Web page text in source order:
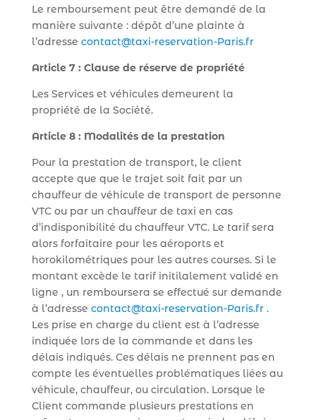
Le remboursement peut être demandé de la
manière suivante : dépôt d’une plainte à
l’adresse contact@taxi-reservation-Paris.fr
Article 7 : Clause de réserve de propriété
Les Services et véhicules demeurent la
propriété de la Société.
Article 8 : Modalités de la prestation
Pour la prestation de transport, le client
accepte que que le trajet soit fait par un
chauffeur de véhicule de transport de personne
VTC ou par un chauffeur de taxi en cas
d’indisponibilité du chauffeur VTC. Le tarif sera
alors forfaitaire pour les aéroports et
horokilométriques pour les autres courses. Si le
montant excède le tarif initilalement validé en
ligne , un remboursera se effectué sur demande
à l’adresse contact@taxi-reservation-Paris.fr.
Les prise en charge du client est à l’adresse
indiquée lors de la commande et dans les
délais indiqués. Ces délais ne prennent pas en
compte les éventuelles problématiques liées au
véhicule, chauffeur, ou circulation. Lorsque le
Client commande plusieurs prestations en